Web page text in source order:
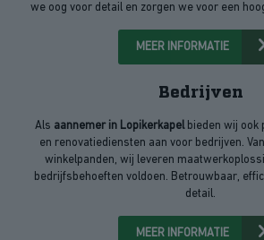
we oog voor detail en zorgen we voor een
MEER INFORMATIE
Bedrijven
Als aannemer in Lopikerkapelbieden wij ook
en renovatiediensten aan voor bedrijven.
winkelpanden, wij leveren
bedrijfsbehoeften voldoen. Betrouwbaar,
detail.
MEER INFORMATIE